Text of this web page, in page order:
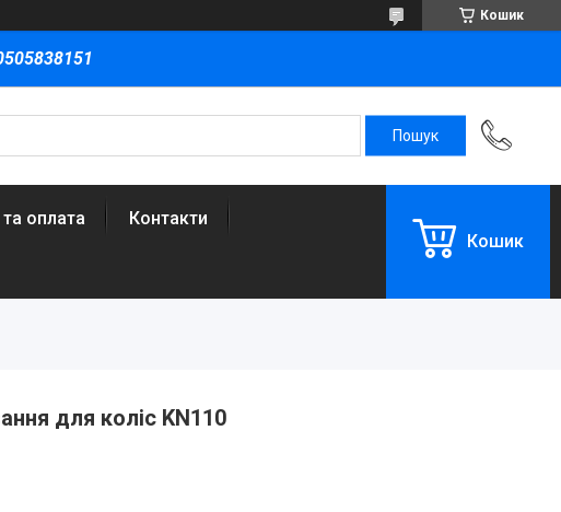
Кошик
оплата Контакти
Кошик
для коліс KN110